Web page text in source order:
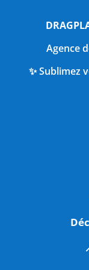
Agence
✨ Sublimez